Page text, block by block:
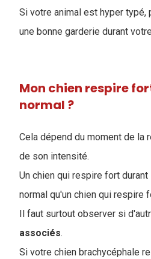
Si votre animal est hyper typé,
une bonne garderie durant
Mon chien respire
normal ?
Cela dépend du moment de la
de son intensité.
Un chien qui respire fort
normal qu'un chien qui respire
Il faut surtout observer si
associés.
Si votre chien brachycéphale